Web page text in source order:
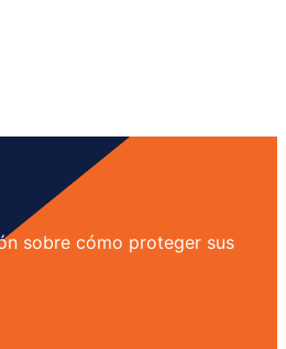
sobre cómo proteger sus